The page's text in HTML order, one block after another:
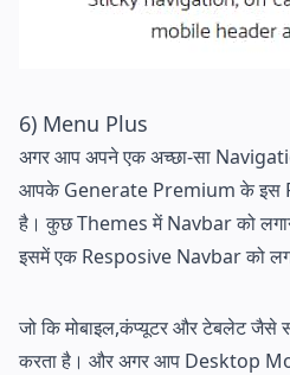
6) Menu Plus
अगर आप अपने एक अच्छा-सा
आपके Generate Premium के इस
है। कुछ Themes में Navbar को लगाने
इसमें एक Resposive Navbar को
जो कि मोबाइल,कंप्यूटर और टेबलेट जैसे
करता है। और अगर आप Desktop